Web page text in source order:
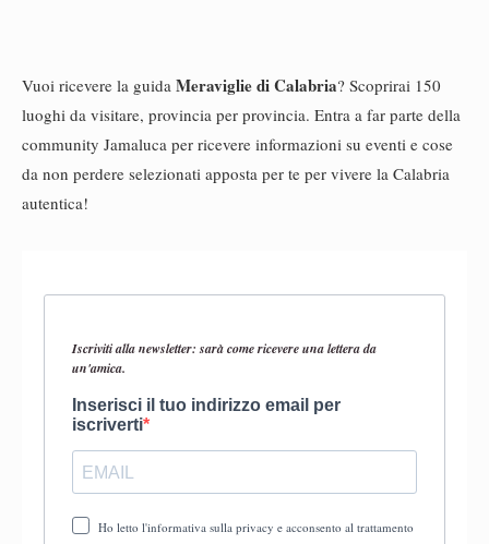
Vuoi ricevere la guida Meraviglie di Calabria? Scoprirai 150
luoghi da visitare, provincia per provincia. Entra a far parte della
community Jamaluca per ricevere informazioni su eventi e cose
da non perdere selezionati apposta per te per vivere la Calabria
autentica!